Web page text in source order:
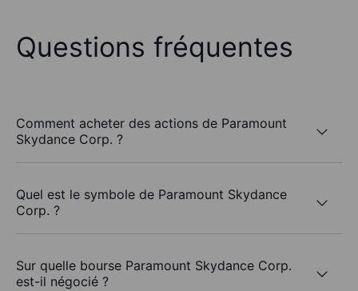
Questions fréquentes
Comment acheter des actions de Paramount
Skydance Corp. ?
Quel est le symbole de Paramount Skydance
Corp. ?
Sur quelle bourse Paramount Skydance Corp.
est-il négocié ?